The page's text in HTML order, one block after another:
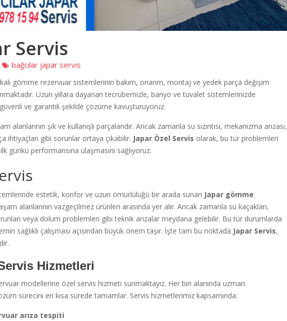
Servis
bağcılar japar servis
gömme rezervuar sistemlerinin bakım, onarım, montaj ve yedek parça değişim
Uzun yıllara dayanan tecrübemizle, banyo ve tuvalet sistemlerinizde
güvenli ve garantili şekilde çözüme kavuşturuyoruz.
şık ve kullanışlı parçalarıdır. Ancak zamanla su sızıntısı, mekanizma arızası,
ihtiyaçları gibi sorunlar ortaya çıkabilir. Japar Özel Servis olarak, bu tür problemleri
günkü performansına ulaşmasını sağlıyoruz.
estetik, konfor ve uzun ömürlülüğü bir arada sunan Japar gömme
alanlarının vazgeçilmez ürünleri arasında yer alır. Ancak zamanla su kaçakları,
veya dolum problemleri gibi teknik arızalar meydana gelebilir. Bu tür durumlarda
sağlıklı çalışması açısından büyük önem taşır. İşte tam bu noktada Japar Servis,
Hizmetleri
modellerine özel servis hizmeti sunmaktayız. Her biri alanında uzman
sürecini en kısa sürede tamamlar. Servis hizmetlerimiz kapsamında:
arıza tespiti